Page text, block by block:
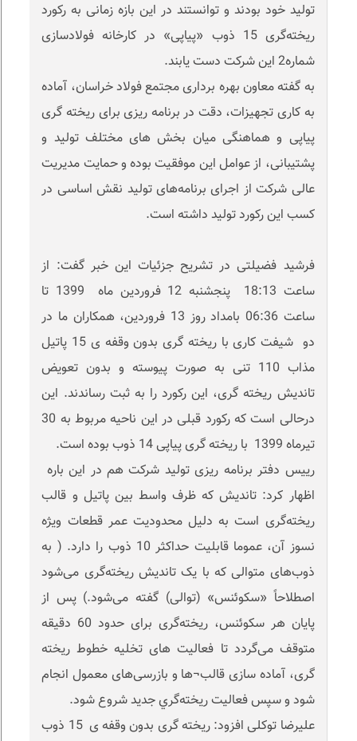
تولید خود بودند و توانستند در این بازه زمانی به رکورد
ریخته‌گری 15 ذوب «پیاپی» در کارخانه فولادسازی
شماره2 این شرکت دست یابند.
به گفته معاون بهره برداری مجتمع فولاد خراسان، آماده‌
به‌ کاری تجهیزات، دقت در برنامه ریزی برای ریخته گری
پیاپی و هماهنگی میان بخش های مختلف تولید و
پشتیبانی، از عوامل این موفقیت بوده و حمایت مدیریت
عالی شرکت از اجرای برنامه‌های تولید نقش اساسی در
کسب این رکورد تولید داشته است.
فرشید فضیلتی در تشریح جزئیات این خبر گفت: از
ساعت 18:13 پنجشنبه 12 فروردین ماه 1399 تا
ساعت 06:36 بامداد روز 13 فروردین، همکاران ما در
دو شیفت کاری با ریخته گری بدون وقفه ی 15 پاتیل
مذاب 110 تنی به صورت پیوسته و بدون تعویض
تاندیش ریخته گری، این رکورد را به ثبت رساندند. این
درحالی است که رکورد قبلی در این ناحیه مربوط به 30
تیرماه 1399 با ریخته گری پیاپی 14 ذوب بوده است.
رییس دفتر برنامه ریزی تولید شرکت هم در این باره
اظهار کرد: تاندیش که ظرف واسط بین پاتیل و قالب
ریخته‌گری است به دلیل محدودیت عمر قطعات ویژه
نسوز آن، عموما قابلیت حداکثر 10 ذوب را دارد. ( به
ذوب‌های متوالی که با یک تاندیش ریخته‌گری می‌شود
اصطلاحاً «سکوئنس» (توالی) گفته می‌شود.) پس از
پایان هر سکوئنس، ریخته‌گری برای حدود 60 دقیقه
متوقف می‌گردد تا فعالیت های تخلیه خطوط ریخته
گری، آماده سازی قالب¬ها و بازرسی‌های معمول انجام
شود و سپس فعاليت ريخته‌گري جدید شروع شود.
علیرضا توکلی افزود: ریخته گری بدون وقفه ی 15 ذوب